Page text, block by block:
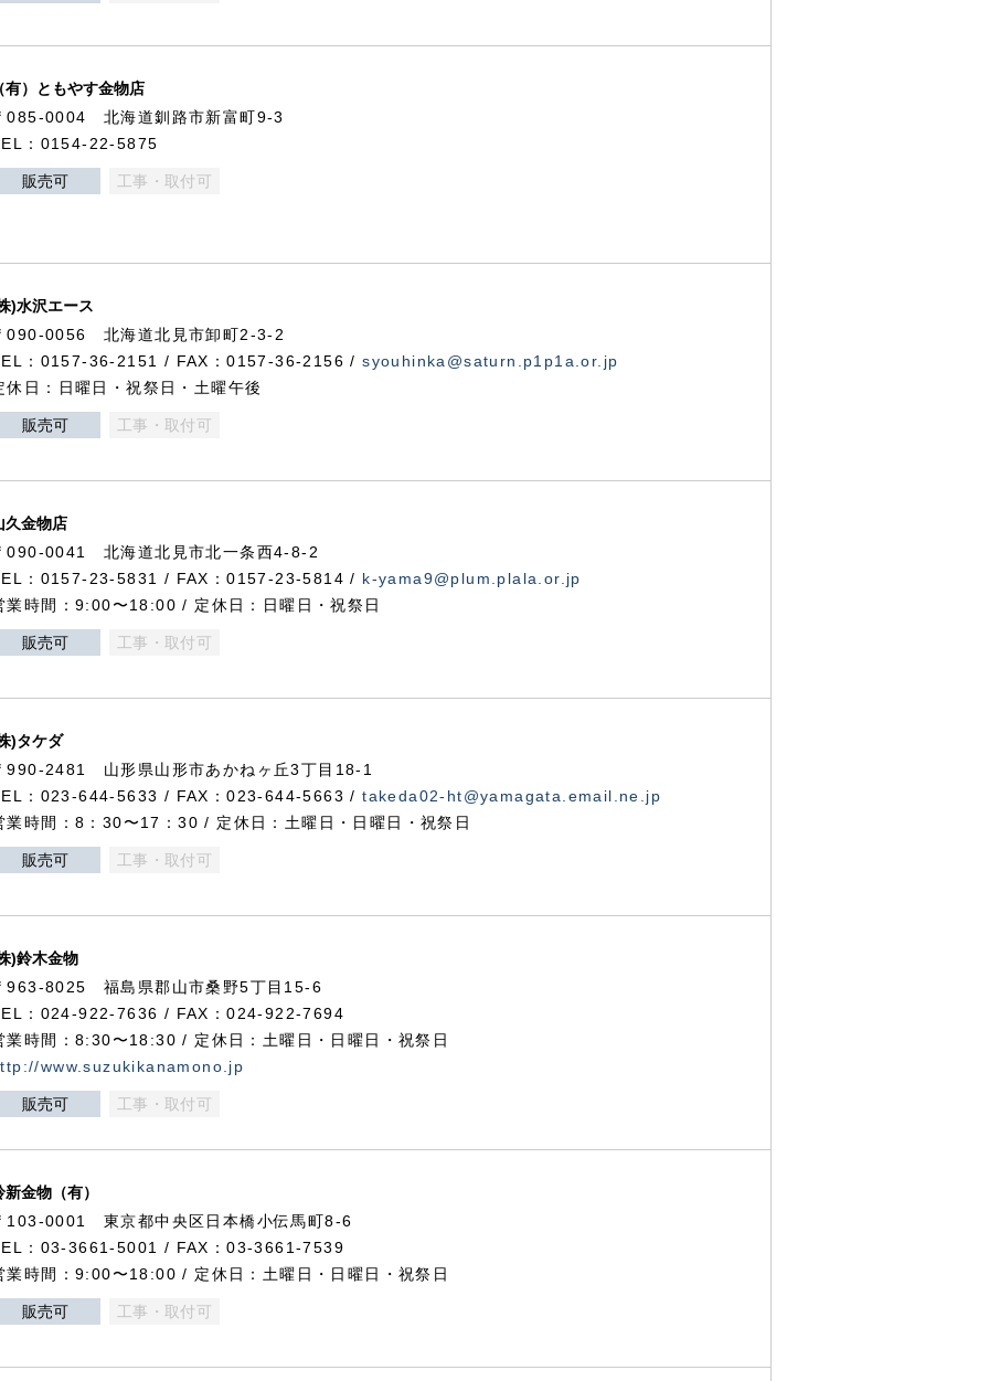
有）ともやす金物店
085-0004 北海道釧路市新富町9-3
：0154-22-5875
販売可 工事・取付可
)水沢エース
090-0056 北海道北見市卸町2-3-2
：0157-36-2151 / FAX：0157-36-2156 /syouhinka@saturn.p1p1a.or.jp
休日：日曜日・祝祭日・土曜午後
販売可 工事・取付可
久金物店
090-0041 北海道北見市北一条西4-8-2
：0157-23-5831 / FAX：0157-23-5814 / k-yama9@plum.plala.or.jp
業時間：9:00〜18:00 / 定休日：日曜日・祝祭日
販売可 工事・取付可
)タケダ
990-2481 山形県山形市あかねヶ丘3丁目18-1
：023-644-5633 / FAX：023-644-5663 /takeda02-ht@yamagata.email.ne.jp
業時間：8：30〜17：30 / 定休日：土曜日・日曜日・祝祭日
販売可 工事・取付可
)鈴木金物
963-8025 福島県郡山市桑野5丁目15-6
：024-922-7636 / FAX：024-922-7694
業時間：8:30〜18:30 / 定休日：土曜日・日曜日・祝祭日
www.suzukikanamono.jp
販売可 工事・取付可
新金物（有）
103-0001 東京都中央区日本橋小伝馬町8-6
：03-3661-5001 / FAX：03-3661-7539
業時間：9:00〜18:00 / 定休日：土曜日・日曜日・祝祭日
販売可 工事・取付可